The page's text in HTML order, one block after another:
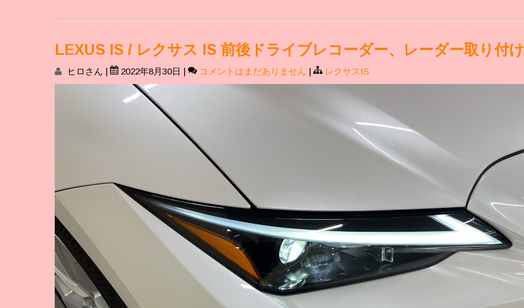
LEXUS IS / レクサス IS 前後ドライブレコーダー、レーダー取り付け
ヒロさん | 2022年8月30日 | コメントはまだありません | レクサスIS